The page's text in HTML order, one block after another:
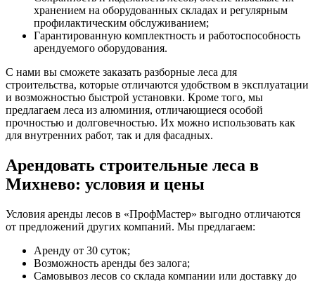
хранением на оборудованных складах и регулярным
профилактическим обслуживанием;
Гарантированную комплектность и работоспособность
арендуемого оборудования.
С нами вы сможете заказать разборные леса для
строительства, которые отличаются удобством в эксплуатации
и возможностью быстрой установки. Кроме того, мы
предлагаем леса из алюминия, отличающиеся особой
прочностью и долговечностью. Их можно использовать как
для внутренних работ, так и для фасадных.
Арендовать строительные леса в
Михнево: условия и цены
Условия аренды лесов в «ПрофМастер» выгодно отличаются
от предложений других компаний. Мы предлагаем:
Аренду от 30 суток;
Возможность аренды без залога;
Самовывоз лесов со склада компании или доставку до